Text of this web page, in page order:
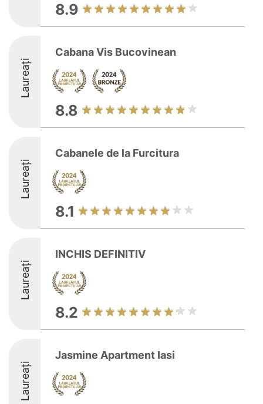
8.9
Laureați
Cabana Vis Bucovinean
8.8
Laureați
Cabanele de la Furcitura
8.1
Laureați
INCHIS DEFINITIV
8.2
Laureați
Jasmine Apartment Iasi